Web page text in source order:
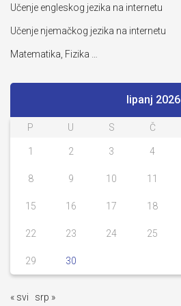
Učenje engleskog jezika na internetu
Učenje njemačkog jezika na internetu
Matematika, Fizika …
lipanj 2026
P U S Č
1 2 3 4
8 9 10 11
15 16 17 18
22 23 24 25
29 30
« svi srp »